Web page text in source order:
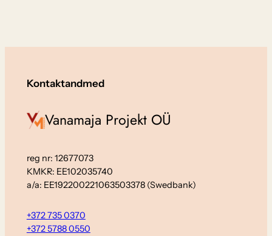
Kontaktandmed
Vanamaja Projekt OÜ
reg nr: 12677073
KMKR: EE102035740
a/a: EE192200221063503378 (Swedbank)
+372 735 0370
+372 5788 0550